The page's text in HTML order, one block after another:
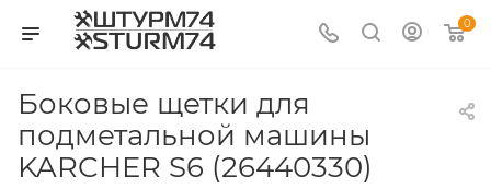
0
Боковые щетки для
подметальной машины
KARCHER S6 (26440330)